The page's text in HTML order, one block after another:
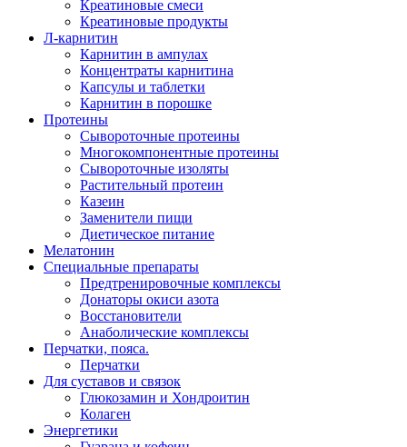
Креатиновые смеси
Креатиновые продукты
Л-карнитин
Карнитин в ампулах
Концентраты карнитина
Капсулы и таблетки
Карнитин в порошке
Протеины
Сывороточные протеины
Многокомпонентные протеины
Сывороточные изоляты
Растительный протеин
Казеин
Заменители пищи
Диетическое питание
Мелатонин
Специальные препараты
Предтренировочные комплексы
Донаторы окиси азота
Восстановители
Анаболические комплексы
Перчатки, пояса.
Перчатки
Для суставов и связок
Глюкозамин и Хондроитин
Колаген
Энергетики